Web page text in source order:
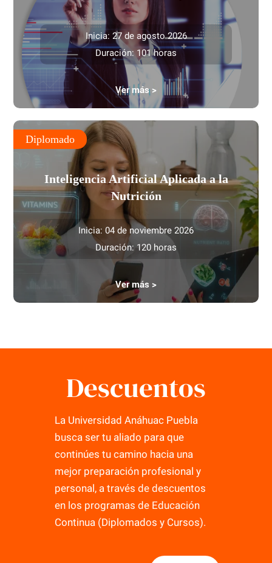
Inicia: 27 de agosto 2026
Duración: 101 horas
Ver más >
Inteligencia Artificial Aplicada a la
Nutrición
Inicia: 04 de noviembre 2026
Duración: 120 horas
Ver más >
Diplomado
Descuentos
La Universidad Anáhuac Puebla
busca ser tu aliado para que
continúes tu camino hacia una
mejor preparación profesional y
personal, a través de descuentos
en los programas de Educación
Continua (Diplomados y Cursos).